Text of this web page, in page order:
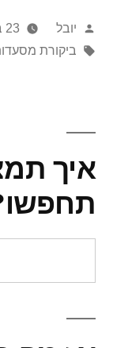
פורסם
על
יובל 23 באפריל 2011
תגיות:
ביקורת
איך